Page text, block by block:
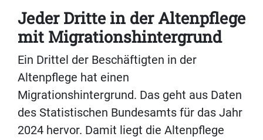
Jeder Dritte in der Altenpflege
mit Migrationshintergrund
Ein Drittel der Beschäftigten in der
Altenpflege hat einen
Migrationshintergrund. Das geht aus Daten
des Statistischen Bundesamts für das Jahr
2024 hervor. Damit liegt die Altenpflege